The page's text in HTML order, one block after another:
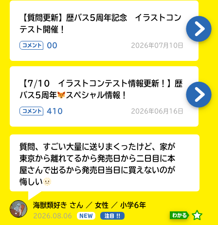
【質問更新】歴バス5周年記念 イラストコン
テスト開催！
コメント 00 2026年07月10日
【7/10 イラストコンテスト情報更新！】歴
バス5周年
スペシャル情報！
コメント 410 2026年06月16日
質問、すごい大量に送りまくったけど、家が
東京から離れてるから発売日から二日目に本
屋さんで出るから発売日当日に買えないのが
悔しい
海獣類好き さん ／ 女性 ／ 小学6年
2026.08.06 NEW 注目 !! わかる